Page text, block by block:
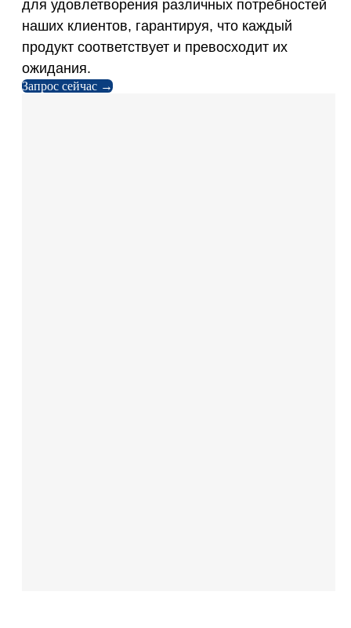
для удовлетворения различных потребностей
наших клиентов, гарантируя, что каждый
продукт соответствует и превосходит их
ожидания.
Запрос сейчас →